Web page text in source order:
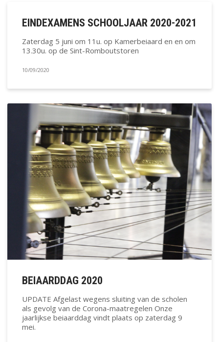
EINDEXAMENS SCHOOLJAAR 2020-2021
Zaterdag 5 juni om 11u. op Kamerbeiaard en en om
13.30u. op de Sint-Romboutstoren
10/09/2020
BEIAARDDAG 2020
UPDATE Afgelast wegens sluiting van de scholen
als gevolg van de Corona-maatregelen Onze
jaarlijkse beiaarddag vindt plaats op zaterdag 9
mei.